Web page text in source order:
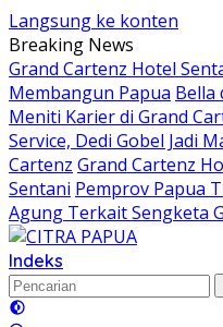
Langsung ke konten
Breaking News
Grand Cartenz Hotel
Membangun Papua Bella
Meniti Karier di Grand
Service, Dedi Gobel Jadi
Cartenz Grand Cartenz
Sentani Pemprov Papua
Agung Terkait Sengketa
Indeks